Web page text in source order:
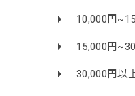
10,000円
15,000円
30,000円以